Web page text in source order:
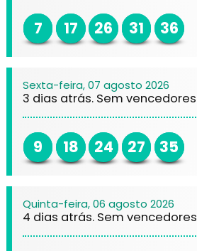
7 17 26 31 36
Sexta-feira, 07 agosto 2026
3 dias atrás. Sem vencedores
9 18 24 27 35
Quinta-feira, 06 agosto 2026
4 dias atrás. Sem vencedores